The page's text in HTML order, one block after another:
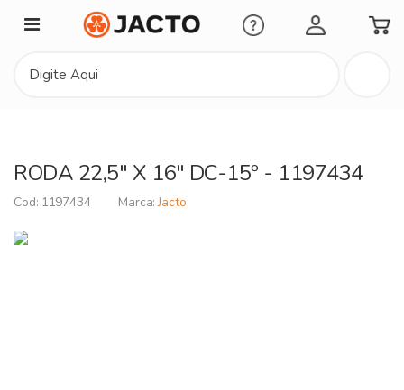
Minha Conta
RODA 22,5" X 16" DC-15º - 1197434
1197434 Jacto